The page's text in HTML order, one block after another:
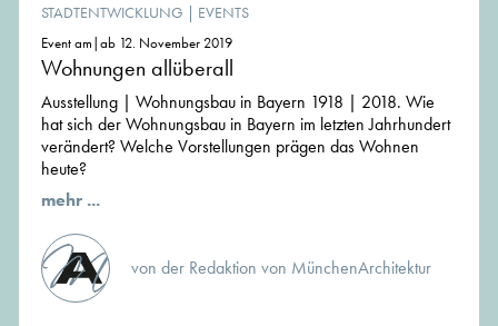
STADTENTWICKLUNG | EVENTS
Event am|ab 12. November 2019
Wohnungen allüberall
Ausstellung | Wohnungsbau in Bayern 1918 | 2018. Wie
hat sich der Wohnungsbau in Bayern im letzten Jahrhundert
verändert? Welche Vorstellungen prägen das Wohnen
heute?
mehr ...
von der Redaktion von MünchenArchitektur